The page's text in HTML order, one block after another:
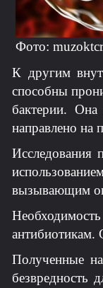
Фото:
К другим
способны
бактерии. Она
направлено на
Исследования
вызывающим
антибиотикам.
Полученные
безвредность